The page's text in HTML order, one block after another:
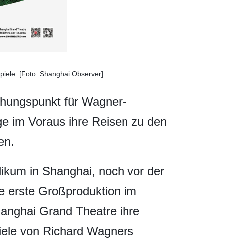
[Foto: Shanghai Observer]
für Wagner-
im Voraus ihre Reisen zu den
in Shanghai, noch vor der
erste Großproduktion im
Grand Theatre ihre
von Richard Wagners